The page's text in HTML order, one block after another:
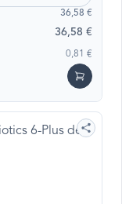
36,58 €
36,58 €
0,81 €